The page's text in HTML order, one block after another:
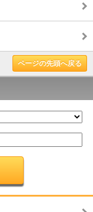
ページの先頭へ戻る